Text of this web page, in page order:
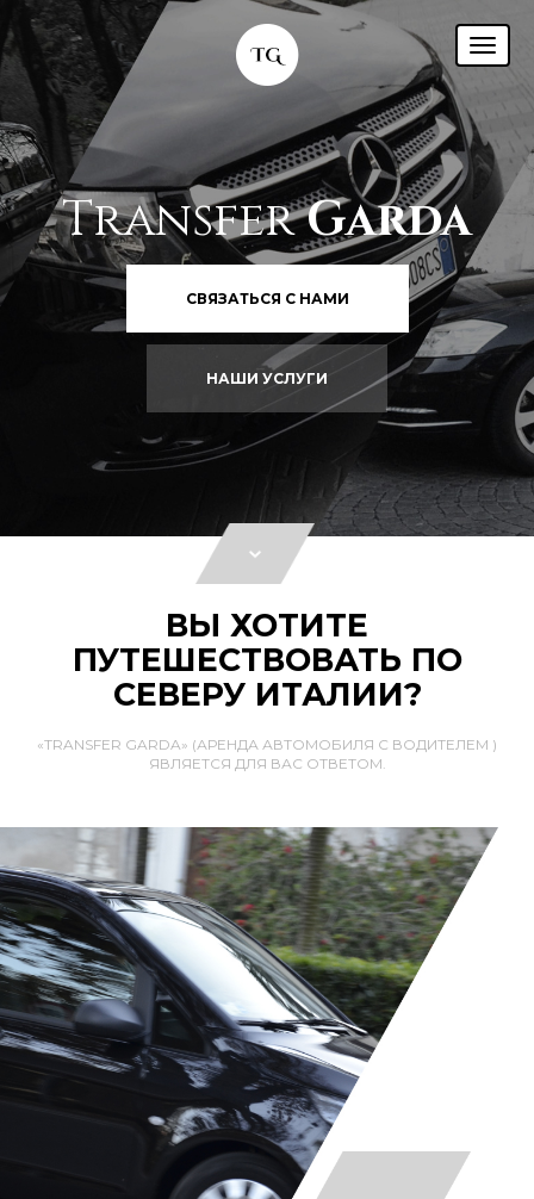
TransferGarda
СВЯЗАТЬСЯ С НАМИ
НАШИ УСЛУГИ
ВЫ ХОТИТЕ
ПУТЕШЕСТВОВАТЬ ПО
СЕВЕРУ ИТАЛИИ?
«TRANSFER GARDA» (АРЕНДА АВТОМОБИЛЯ С ВОДИТЕЛЕМ )
ЯВЛЯЕТСЯ ДЛЯ ВАС ОТВЕТОМ.